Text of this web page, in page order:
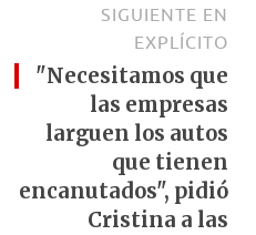
SIGUIENTE EN
EXPLÍCITO
"Necesitamos que
las empresas
larguen los autos
que tienen
encanutados", pidió
Cristina a las